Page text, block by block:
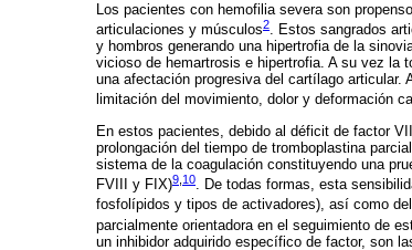
Los pacientes con hemofilia severa son
articulaciones y músculos2. Estos sangrados
y hombros generando una hipertrofia de la
vicioso de hemartrosis e hipertrofia. A su vez la
una afectación progresiva del cartílago
limitación del movimiento, dolor y deformación
En estos pacientes, debido al déficit de factor
prolongación del tiempo de tromboplastina
sistema de la coagulación constituyendo una
FVIII y FIX)9 10. De todas formas, esta
fosfolípidos y tipos de activadores), así como
parcialmente orientadora en el seguimiento de
un inhibidor adquirido específico de factor, son